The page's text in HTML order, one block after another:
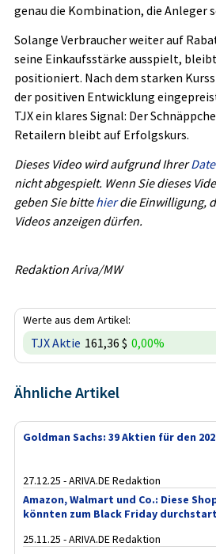
genau die Kombination, die Anleger
Solange Verbraucher weiter auf
seine Einkaufsstärke ausspielt,
positioniert. Nach dem starken
der positiven Entwicklung
TJX ein klares Signal: Der
Retailern bleibt auf Erfolgskurs.
Dieses Video wird aufgrund Ihrer
nicht abgespielt. Wenn Sie dieses
geben Sie bittehierdie Einwilligung,
Videos anzeigen dürfen.
Redaktion Ariva/MW
Werte aus dem Artikel:
TJX Aktie 161,36 $ 0,00%
Ähnliche Artikel
Goldman Sachs: 39 Aktien für den
27.12.25 - ARIVA.DE Redaktion
Amazon, Walmart und Co.: Diese
könnten zum Black Friday
25.11.25 - ARIVA.DE Redaktion